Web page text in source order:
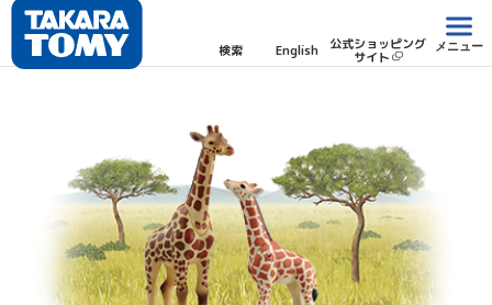
検索 English 公式ショッピング
サイト
メニュー